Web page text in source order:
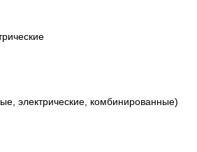
электрические, комбинированные)